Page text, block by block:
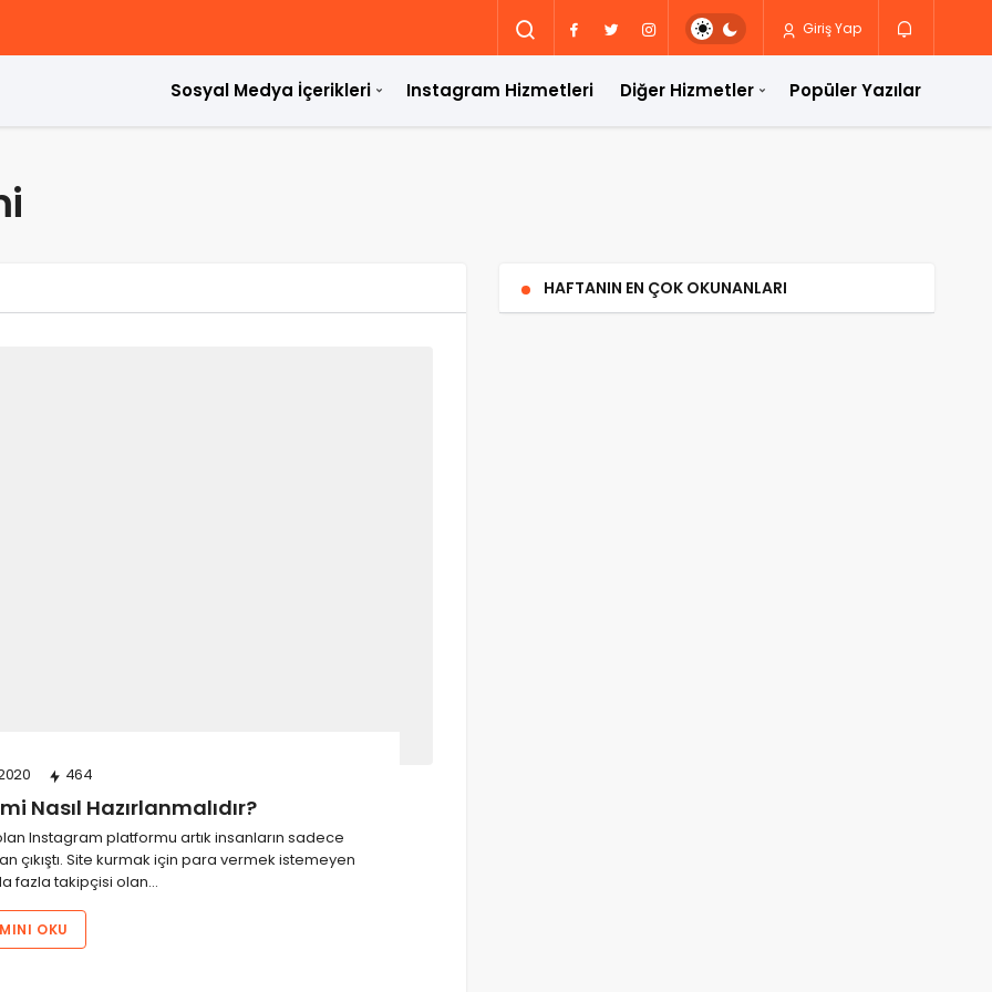
Giriş Yap
Sosyal Medya İçerikleri Instagram Hizmetleri Diğer Hizmetler Popüler Yazılar
464
Nasıl Hazırlanmalıdır?
Instagram platformu artık insanların sadece
çıkıştı. Site kurmak için para vermek istemeyen
fazla takipçisi olan…
OKU
HAFTANIN EN ÇOK OKUNANLARI